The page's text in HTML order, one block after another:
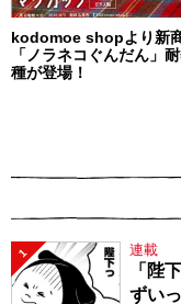
kodomoe shopより新
「ノラネコぐんだん」
種が登場！
1 連載
「陛
ずい